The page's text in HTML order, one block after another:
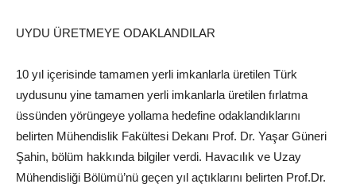
UYDU ÜRETMEYE ODAKLANDILAR
10 yıl içerisinde tamamen yerli imkanlarla üretilen Türk
uydusunu yine tamamen yerli imkanlarla üretilen fırlatma
üssünden yörüngeye yollama hedefine odaklandıklarını
belirten Mühendislik Fakültesi Dekanı Prof. Dr. Yaşar Güneri
Şahin, bölüm hakkında bilgiler verdi. Havacılık ve Uzay
Mühendisliği Bölümü’nü geçen yıl açtıklarını belirten Prof.Dr.